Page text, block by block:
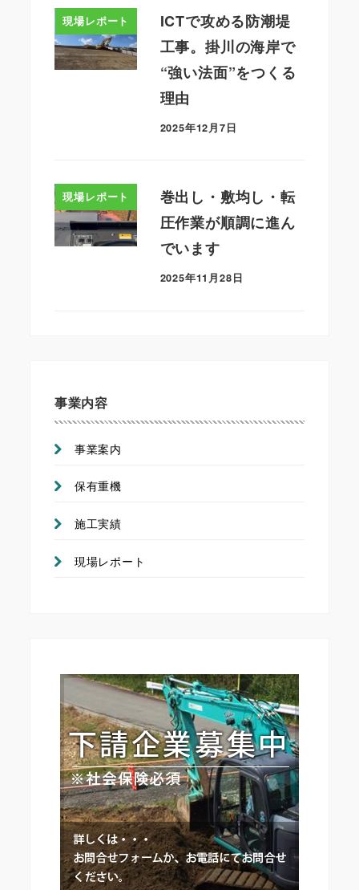
現場レポート
ICTで攻める防潮堤
工事。掛川の海岸で
“強い法面”をつくる
理由
2025年12月7日
現場レポート
巻出し・敷均し・転
圧作業が順調に進ん
でいます
2025年11月28日
事業内容
事業案内
保有重機
施工実績
現場レポート